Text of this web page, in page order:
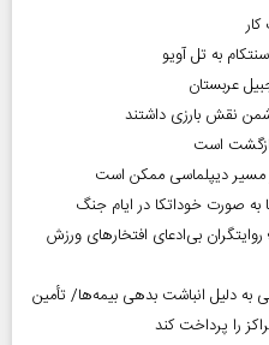
به تل آویو
عربستان
نقش بارزی داشتند
است
مسیر دیپلماسی ممکن است
روایتگران بی‌ادعای افتخارهای ورزش
به دلیل انباشت بدهی بیمه‌ها/ تأمین